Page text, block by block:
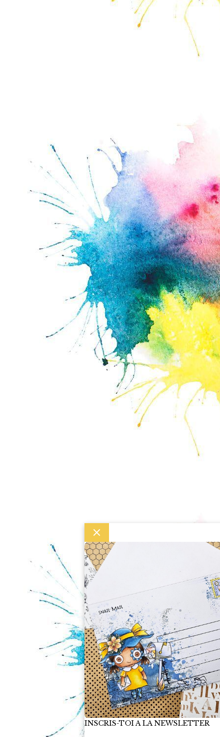
INSCRIS-TOI A LA NEWSLETTER